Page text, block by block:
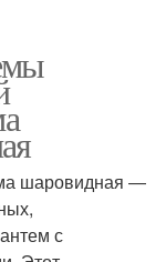
шаровидная ―
с